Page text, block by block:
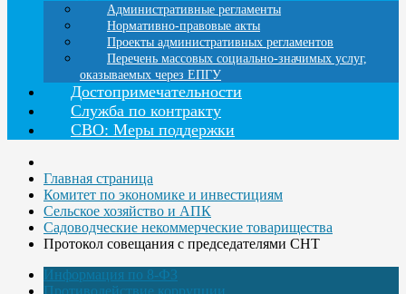
Административные регламенты
Нормативно-правовые акты
Проекты административных регламентов
Перечень массовых социально-значимых услуг,
оказываемых через ЕПГУ
Достопримечательности
Служба по контракту
СВО: Меры поддержки
Главная страница
Комитет по экономике и инвестициям
Сельское хозяйство и АПК
Садоводческие некоммерческие товарищества
Протокол совещания с председателями СНТ
Информация по 8-ФЗ
Противодействие коррупции